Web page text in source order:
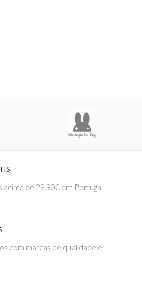
acima de 29.90€ em Portugal
com marcas de qualidade e